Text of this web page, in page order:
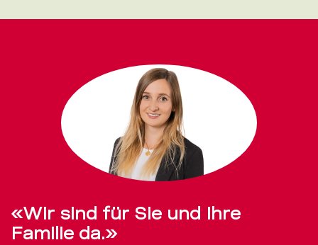
«Wir sind für Sie und Ihre
Familie da.»